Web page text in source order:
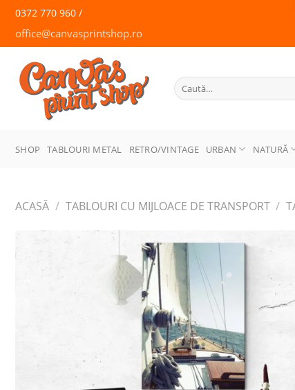
Skip
content
0372 770 960 /
office@canvasprintshop.ro
CANVAS
PRINT SHOP
Caută
după:
SHOP TABLOURI METAL RETRO/VINTAGE URBAN NATURĂ
ACASĂ / TABLOURI CU MIJLOACE DE TRANSPORT /